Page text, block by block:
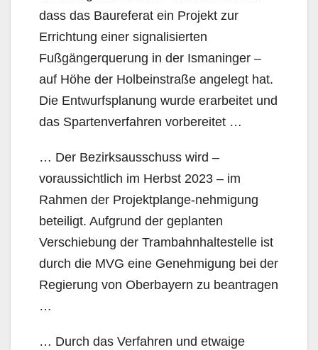
dass das Baureferat ein Projekt zur
Errichtung einer signalisierten
Fußgängerquerung in der Ismaninger –
auf Höhe der Holbeinstraße angelegt hat.
Die Entwurfsplanung wurde erarbeitet und
das Spartenverfahren vorbereitet …
… Der Bezirksausschuss wird –
voraussichtlich im Herbst 2023 – im
Rahmen der Projektplange-nehmigung
beteiligt. Aufgrund der geplanten
Verschiebung der Trambahnhaltestelle ist
durch die MVG eine Genehmigung bei der
Regierung von Oberbayern zu beantragen
…
… Durch das Verfahren und etwaige